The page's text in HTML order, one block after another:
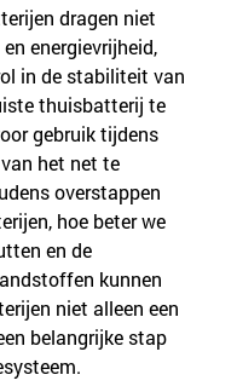
dragen niet
energievrijheid,
in de stabiliteit van
thuisbatterij te
gebruik tijdens
het net te
overstappen
hoe beter we
en de
kunnen
niet alleen een
belangrijke stap